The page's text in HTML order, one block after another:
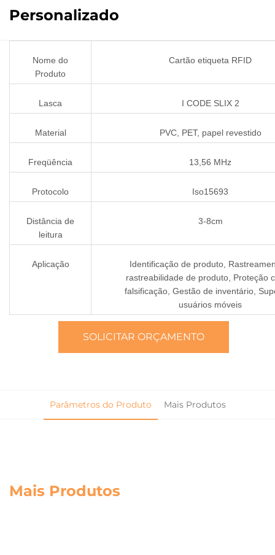
Personalizado
Nome do
Produto
Cartão etiqueta RFID
Lasca I CODE SLIX 2
Material PVC, PET, papel revestido
Freqüência 13,56 MHz
Protocolo Iso15693
Distância de
leitura
3-8cm
Aplicação
Identificação de produto,
rastreabilidade de produto, Proteção
falsificação, Gestão de inventário,
usuários móveis
SOLICITAR ORÇAMENTO
Parâmetros do Produto Mais Produtos
Mais Produtos